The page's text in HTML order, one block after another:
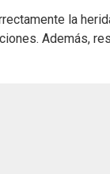
la
Además,